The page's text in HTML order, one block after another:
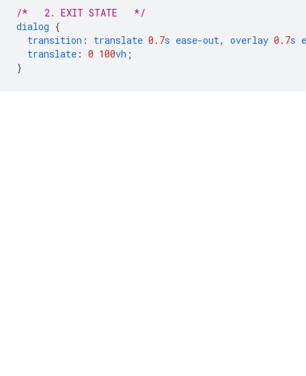
/*   2. EXIT STATE   */
dialog {
transition : translate 0.7s ease-out, overlay 0.7s
translate : 0 100vh ;
}